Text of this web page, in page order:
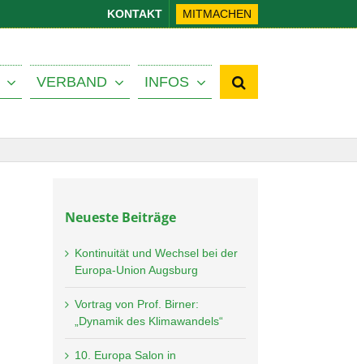
KONTAKT MITMACHEN
VERBAND INFOS
Neueste Beiträge
Kontinuität und Wechsel bei der
Europa-Union Augsburg
Vortrag von Prof. Birner:
„Dynamik des Klimawandels“
10. Europa Salon in